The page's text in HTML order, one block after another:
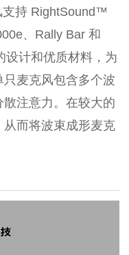
支持 RightSound™
、Rally Bar 和
设计和优质材料，为
麦克风包含多个波
注意力。在较大的
而将波束成形麦克